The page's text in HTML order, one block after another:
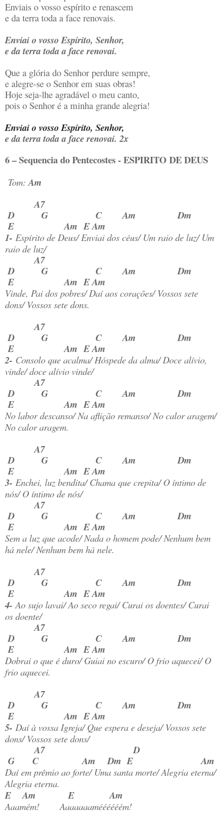
Enviais o vosso espírito e renascem
e da terra toda a face renovais.
Enviai o vosso Espírito, Senhor,
e da terra toda a face renovai.
Que a glória do Senhor perdure sempre,
e alegre-se o Senhor em suas obras!
Hoje seja-lhe agradável o meu canto,
pois o Senhor é a minha grande alegria!
Enviai o vosso Espírito, Senhor,
e da terra toda a face renovai. 2x
6 – Sequencia do Pentecostes -ESPIRITO DE DEUS
Tom: Am
A7
D G C Am Dm
E Am E Am
1- Espírito de Deus/ Enviai dos céus/ Um raio de luz/ Um
raio de luz/
A7
D G C Am Dm
E Am E Am
Vinde, Pai dos pobres/ Daí aos corações/ Vossos sete
dons/ Vossos sete dons.
A7
D G C Am Dm
E Am E Am
2- Consolo que acalma/ Hóspede da alma/ Doce alívio,
vinde/ doce alívio vinde/
A7
D G C Am Dm
E Am E Am
No labor descanso/ Na aflição remanso/ No calor aragem/
No calor aragem.
A7
D G C Am Dm
E Am E Am
3- Enchei, luz bendita/ Chama que crepita/ O íntimo de
nós/ O íntimo de nós/
A7
D G C Am Dm
E Am E Am
Sem a luz que acode/ Nada o homem pode/ Nenhum bem
há nele/ Nenhum bem há nele.
A7
D G C Am Dm
E Am E Am
4-Ao sujo lavai/ Ao seco regai/ Curai os doentes/ Curai
os doente/
A7
D G C Am Dm
E Am E Am
Dobrai o que é duro/ Guiai no escuro/ O frio aquecei/ O
frio aquecei.
A7
D G C Am Dm
E Am E Am
5- Daí à vossa Igreja/ Que espera e deseja/ Vossos sete
dons/ Vossos sete dons/
A7 D
G C Am Dm E Am
Daí em prêmio ao forte/ Uma santa morte/ Alegria eterna/
Alegria eterna.
E Am E Am
Aaamém! Aaaaaaaméééééém!